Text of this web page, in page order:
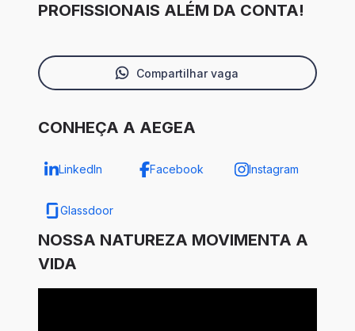
PROFISSIONAIS ALÉM DA CONTA!
Compartilhar vaga
CONHEÇA A AEGEA
LinkedIn Facebook Instagram
Glassdoor
NOSSA NATUREZA MOVIMENTA A
VIDA